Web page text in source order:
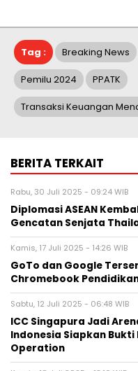
Tag : Breaking News
Pemilu 2024 PPATK
Transaksi Keuangan
BERITA TERKAIT
Rabu, 30 Juli 2025 - 09:24 WIB
Diplomasi ASEAN
Gencatan Senjata
Kamis, 17 Juli 2025 - 14:26 WIB
GoTo dan Google
Chromebook
Sabtu, 12 Juli 2025 - 06:48 WIB
ICC Singapura Jadi
Indonesia Siapkan
Operation